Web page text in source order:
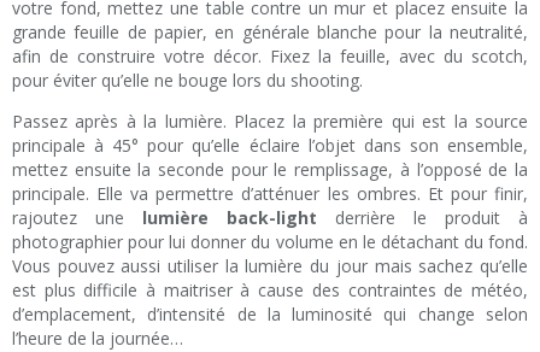
votre fond, mettez une table contre un mur et placez ensuite la
grande feuille de papier, en générale blanche pour la neutralité,
afin de construire votre décor. Fixez la feuille, avec du scotch,
pour éviter qu’elle ne bouge lors du shooting.
Passez après à la lumière. Placez la première qui est la source
principale à 45° pour qu’elle éclaire l’objet dans son ensemble,
mettez ensuite la seconde pour le remplissage, à l’opposé de la
principale. Elle va permettre d’atténuer les ombres. Et pour finir,
rajoutez une lumière back-light derrière le produit à
photographier pour lui donner du volume en le détachant du fond.
Vous pouvez aussi utiliser la lumière du jour mais sachez qu’elle
est plus difficile à maitriser à cause des contraintes de météo,
d’emplacement, d’intensité de la luminosité qui change selon
l’heure de la journée…